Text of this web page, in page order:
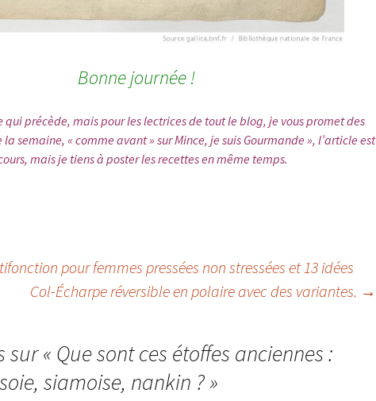
Bonne journée !
qui précède, mais pour les lectrices de tout le blog, je vous promet des
semaine, « comme avant » sur Mince, je suis Gourmande », l’article est
mais je tiens à poster les recettes en même temps.
pour femmes pressées non stressées et 13 idées
Col-Écharpe réversible en polaire avec des variantes. →
sur « Que sont ces étoffes anciennes :
siamoise, nankin ?»